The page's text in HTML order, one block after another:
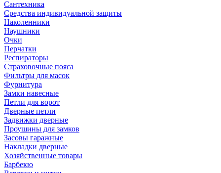
Сантехника
Средства индивидуальной защиты
Наколенники
Наушники
Очки
Перчатки
Респираторы
Страховочные пояса
Фильтры для масок
Фурнитура
Замки навесные
Петли для ворот
Дверные петли
Задвижки дверные
Проушины для замков
Засовы гаражные
Накладки дверные
Хозяйственные товары
Барбекю